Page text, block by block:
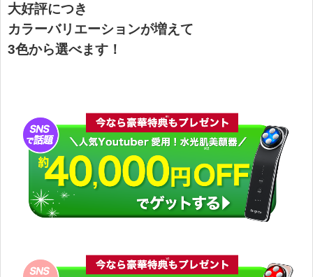
大好評につき
カラーバリエーションが増えて
3色から選べます！